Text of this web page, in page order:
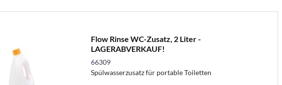
Flow Rinse WC-Zusatz, 2 Liter -
LAGERABVERKAUF!
66309
Spülwasserzusatz für portable Toiletten